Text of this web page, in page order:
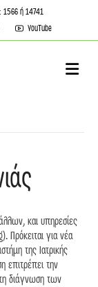
1566 ή 14741
YouTube
και υπηρεσίες
Πρόκειται για νέα
της Ιατρικής
επιτρέπει την
διάγνωση των